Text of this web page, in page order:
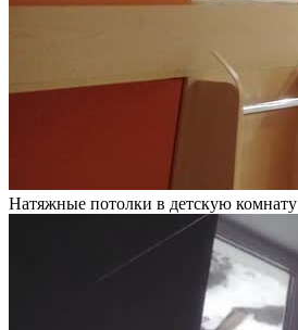
Натяжные потолки в детскую комнату